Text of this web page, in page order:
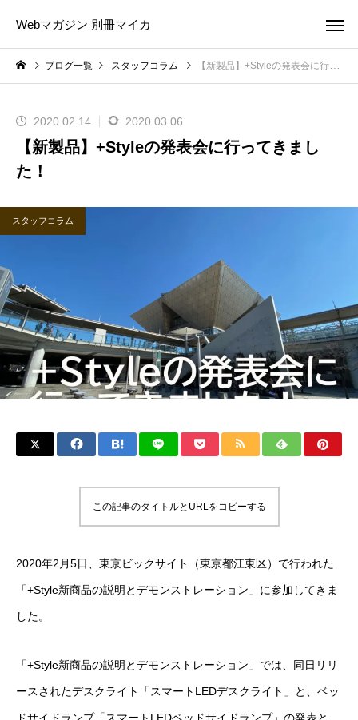
Webマガジン 別冊マイカ
ブログ一覧 スタッフコラム 【新製品】+Styleの発表会に行ってきました！
2020.02.14 2020.03.06
【新製品】+Styleの発表会に行ってきまし
た！
スタッフコラム
この記事のタイトルとURLをコピーする
2020年2月5日、東京ビックサイト（東京都江東区）で行われた
「+Style新商品の説明とデモンストレーション」に参加してきま
した。
「+Style新商品の説明とデモンストレーション」では、同日リリ
ースされたデスクライト「スマートLEDデスクライト」と、ベッ